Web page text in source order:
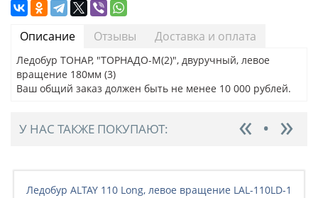
Описание Отзывы Доставка и оплата
Ледобур ТОНАР, "ТОРНАДО-М(2)", двуручный, левое
вращение 180мм (3)
Ваш общий заказ должен быть не менее 10 000 рублей.
У НАС ТАКЖЕ ПОКУПАЮТ:
Ледобур ALTAY 110 Long, левое вращение LAL-110LD-1